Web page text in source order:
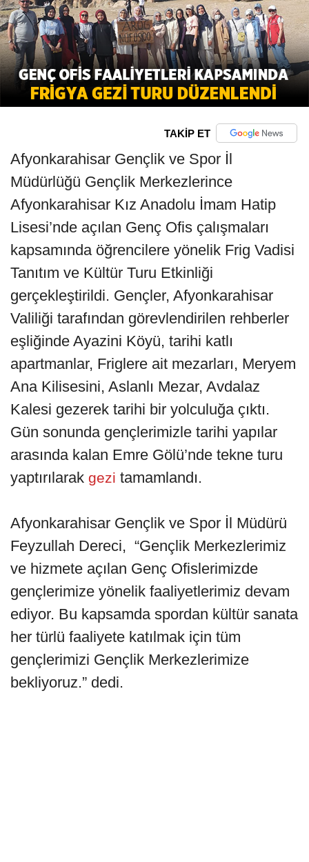
TAKİP ET
Afyonkarahisar Gençlik ve Spor İl
Müdürlüğü Gençlik Merkezlerince
Afyonkarahisar Kız Anadolu İmam Hatip
Lisesi’nde açılan Genç Ofis çalışmaları
kapsamında öğrencilere yönelik Frig Vadisi
Tanıtım ve Kültür Turu Etkinliği
gerçekleştirildi. Gençler, Afyonkarahisar
Valiliği tarafından görevlendirilen rehberler
eşliğinde Ayazini Köyü, tarihi katlı
apartmanlar, Friglere ait mezarları, Meryem
Ana Kilisesini, Aslanlı Mezar, Avdalaz
Kalesi gezerek tarihi bir yolculuğa çıktı.
Gün sonunda gençlerimizle tarihi yapılar
arasında kalan Emre Gölü’nde tekne turu
yaptırılarak gezi tamamlandı.
Afyonkarahisar Gençlik ve Spor İl Müdürü
Feyzullah Dereci, “Gençlik Merkezlerimiz
ve hizmete açılan Genç Ofislerimizde
gençlerimize yönelik faaliyetlerimiz devam
ediyor. Bu kapsamda spordan kültür sanata
her türlü faaliyete katılmak için tüm
gençlerimizi Gençlik Merkezlerimize
bekliyoruz.” dedi.